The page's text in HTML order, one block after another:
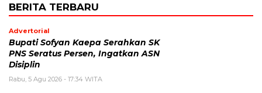
BERITA TERBARU
Advertorial
Bupati Sofyan Kaepa Serahkan SK
PNS Seratus Persen, Ingatkan ASN
Disiplin
Rabu, 5 Agu 2026 - 17:34 WITA